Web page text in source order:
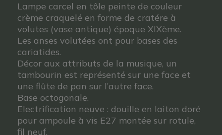
Lampe carcel en tôle peinte de couleur
crème craquelé en forme de cratére à
volutes (vase antique) époque XIXème.
Les anses volutées ont pour bases des
cariatides.
Décor aux attributs de la musique, un
tambourin est représenté sur une face et
une flûte de pan sur l’autre face.
Base octogonale.
Electrification neuve : douille en laiton doré
pour ampoule à vis E27 montée sur rotule,
fil neuf.